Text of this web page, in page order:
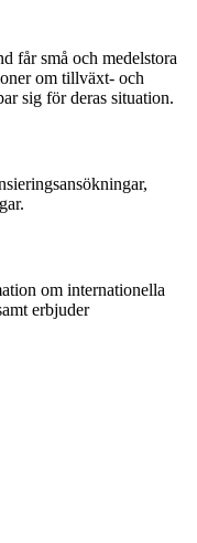
får små och medelstora
om tillväxt- och
sig för deras situation.
om internationella
erbjuder